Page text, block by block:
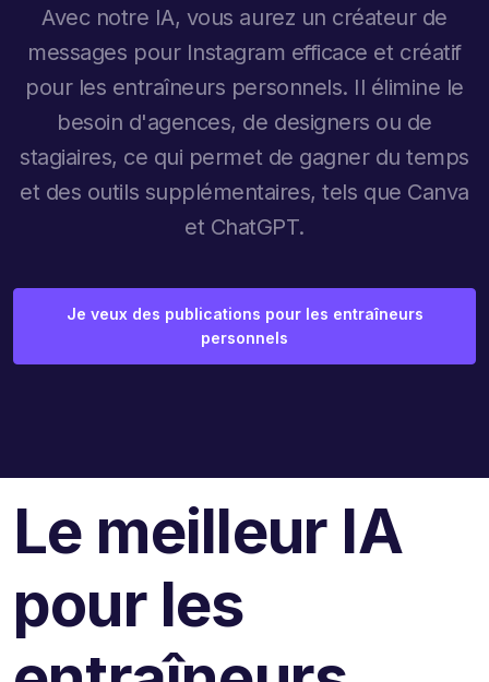
Avec notre IA, vous aurez un créateur de
messages pour Instagram efficace et créatif
pour les entraîneurs personnels. Il élimine le
besoin d'agences, de designers ou de
stagiaires, ce qui permet de gagner du temps
et des outils supplémentaires, tels que Canva
et ChatGPT.
Je veux des publications pour les entraîneurs
personnels
Le meilleur IA
pour les